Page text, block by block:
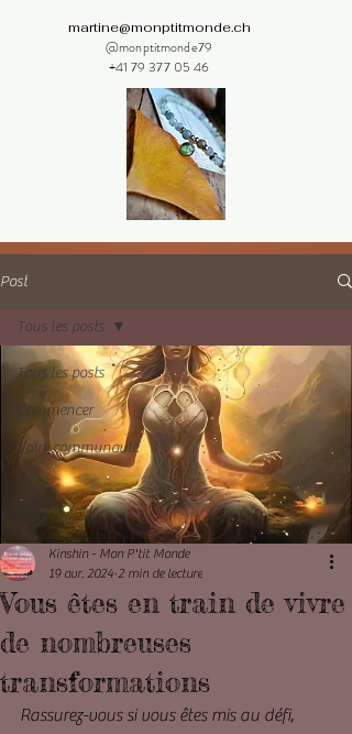
martine@monptitmonde.ch
@monptitmonde79
+41 79 377 05 46
Post
Tous les posts
Commencer
Votre communauté
Tous les posts
Vous êtes en train de vivre
de nombreuses
transformations
Kinshin - Mon P'tit Monde
19 avr. 2024 2 min de lecture
Rassurez-vous si vous êtes mis au défi,